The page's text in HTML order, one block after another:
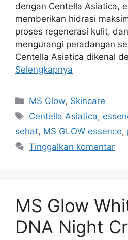
dengan Centella Asiatica,
memberikan hidrasi
proses regenerasi kulit,
mengurangi peradangan
Centella Asiatica dikenal
Selengkapnya
Kategori
MS Glow, Skincare
Tag
Centella Asiatica,
sehat, MS GLOW essence,
Tinggalkan komentar
MS Glow
DNA Night